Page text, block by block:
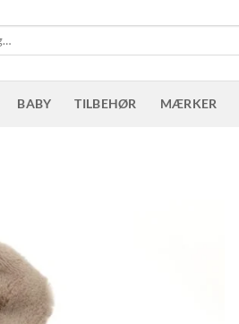
BABY TILBEHØR MÆRKER